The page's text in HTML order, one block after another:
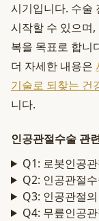
시기입니다. 수술
시작할 수 있으며
복을 목표로 합니
더 자세한 내용은
기술로 되찾는 건
니다.
인공관절수술 관
Q1: 로봇인공
Q2: 인공관절
Q3: 인공관절
Q4: 무릎인공